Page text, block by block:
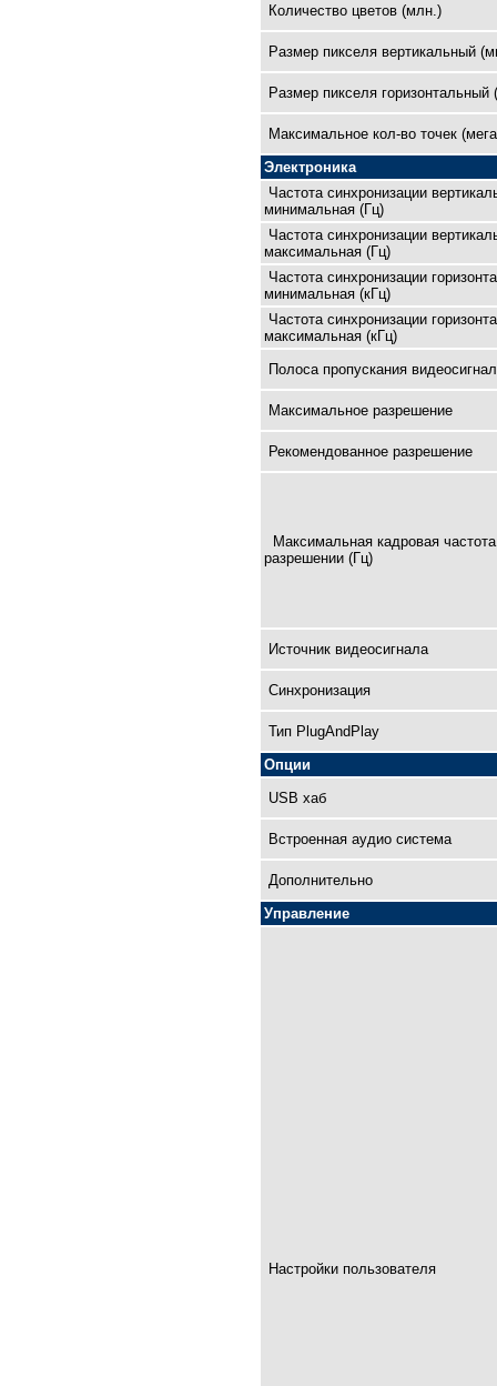
Количество цветов (млн.)
Размер пикселя вертикальный
Размер пикселя горизонтальный
Максимальное кол-во точек
Электроника
Частота синхронизации
минимальная (Гц)
Частота синхронизации
максимальная (Гц)
Частота синхронизации
минимальная (кГц)
Частота синхронизации
максимальная (кГц)
Полоса пропускания
Максимальное разрешение
Рекомендованное разрешение
Максимальная кадровая
разрешении (Гц)
Источник видеосигнала
Синхронизация
Тип PlugAndPlay
Опции
USB хаб
Встроенная аудио система
Дополнительно
Управление
Настройки пользователя